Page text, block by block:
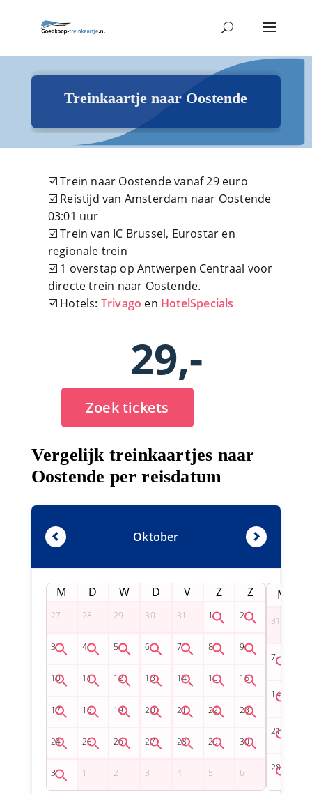
Treinkaartje naar Oostende
☑️ Trein naar Oostende vanaf 29 euro
☑️ Reistijd van Amsterdam naar Oostende
03:01 uur
☑️ Trein van IC Brussel, Eurostar en
regionale trein
☑️ 1 overstap op Antwerpen Centraal voor
directe trein naar Oostende.
☑️ Hotels: Trivago en HotelSpecials
29,-
Zoek tickets
Vergelijk treinkaartjes naar
Oostende per reisdatum
Oktober
M D W D V Z Z M